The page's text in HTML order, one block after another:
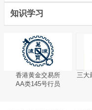
知识学习
香港黄金交易所
AA类145号行员
三大